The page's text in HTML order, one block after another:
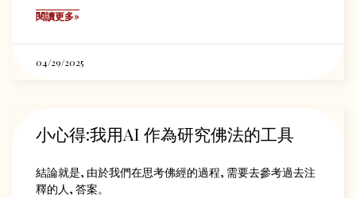
閱讀更多»
04/29/2025
小心得:我用AI 作為研究佛法的工具
結論就是, 由於我們在思考佛經的過程, 需要去參考過去注
釋的人, 答案。